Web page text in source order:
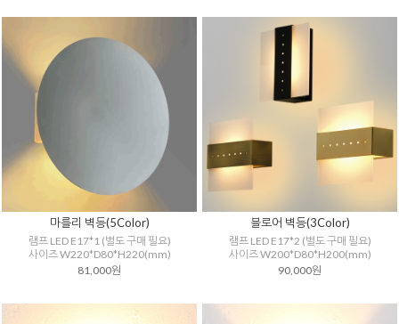
마를리 벽등(5Color)
램프 LED E17*1 (별도 구매 필요)
사이즈 W220*D80*H220(mm)
81,000원
블로어 벽등(3Color)
램프 LED E17*2 (별도 구매 필요)
사이즈 W200*D80*H200(mm)
90,000원